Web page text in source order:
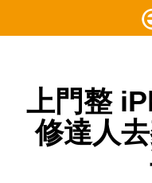
上門整
修達人